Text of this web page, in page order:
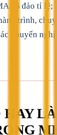
đảo tỉ lệ;
trình,
khuyến
HAY